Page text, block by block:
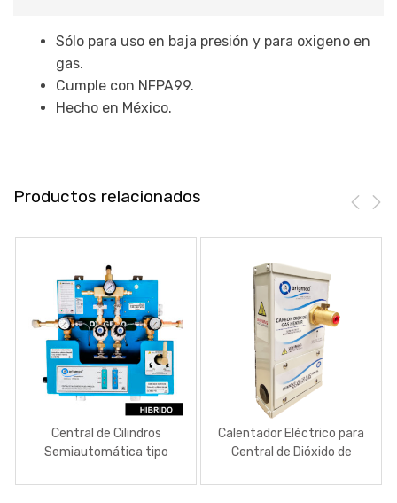
Sólo para uso en baja presión y para oxigeno en
gas.
Cumple con NFPA99.
Hecho en México.
Productos relacionados
Central de Cilindros
Semiautomática tipo
Calentador Eléctrico para
Central de Dióxido de